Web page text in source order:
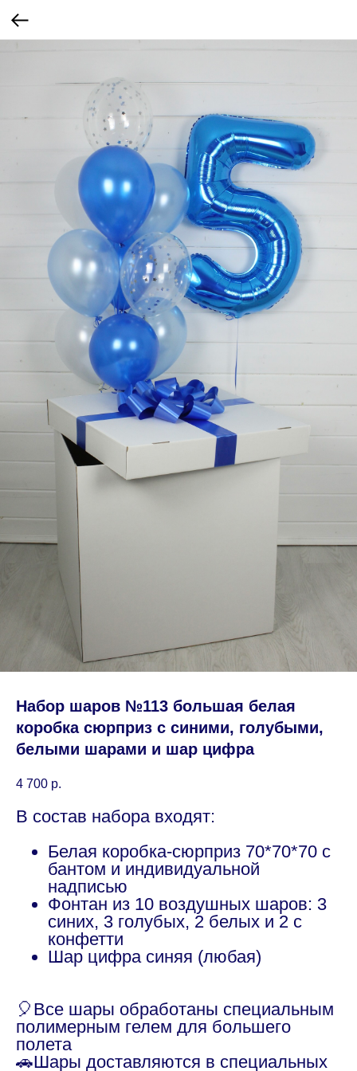
Набор шаров №113 большая белая
коробка сюрприз с синими, голубыми,
белыми шарами и шар цифра
4 700 р.
В состав набора входят:
Белая коробка-сюрприз 70*70*70 с
бантом и индивидуальной
надписью
Фонтан из 10 воздушных шаров: 3
синих, 3 голубых, 2 белых и 2 с
конфетти
Шар цифра синяя (любая)
🎈Все шары обработаны специальным
полимерным гелем для большего
полета
🚗Шары доставляются в специальных